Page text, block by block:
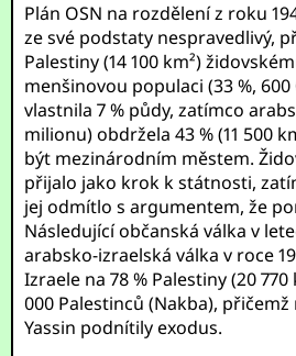
Plán OSN na rozdělení z roku
ze své podstaty nespravedlivý,
Palestiny (14 100 km²)
menšinovou populaci (33 %,
vlastnila 7 % půdy, zatímco
milionu) obdržela 43 % (11 500
být mezinárodním městem.
přijalo jako krok k státnosti,
jej odmítlo s argumentem, že
Následující občanská válka v
arabsko-izraelská válka v roce
Izraele na 78 % Palestiny (20
000 Palestinců (Nakba),
Yassin podnítily exodus.